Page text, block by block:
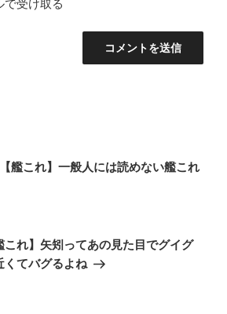
で受け取る
艦これ】一般人には読めない艦これ
これ】矢矧ってあの見た目でグイグ
くてバグるよね